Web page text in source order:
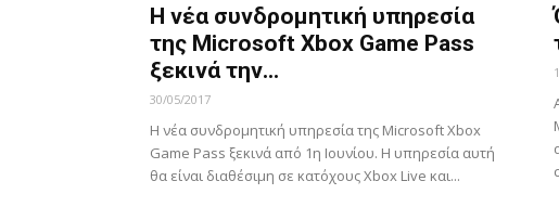
Η νέα συνδρομητική υπηρεσία
της Microsoft Xbox Game Pass
ξεκινά την...
30/05/2017
Η νέα συνδρομητική υπηρεσία της Microsoft Xbox
Game Pass ξεκινά από 1η Ιουνίου. Η υπηρεσία αυτή
θα είναι διαθέσιμη σε κατόχους Xbox Live και...